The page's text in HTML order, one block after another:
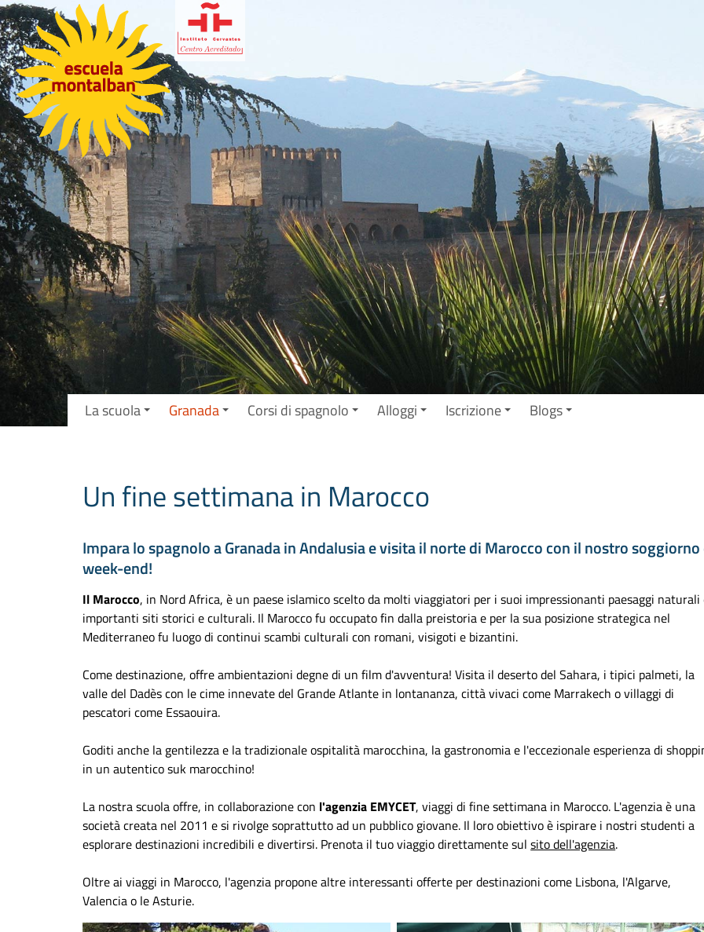
La scuola Granada Corsi di spagnolo Alloggi Iscrizione Blogs
Un fine settimana in Marocco
Impara lo spagnolo a Granada in Andalusia e visita il norte di Marocco con il nostro
week-end!
Il Marocco, in Nord Africa, è un paese islamico scelto da molti viaggiatori per i suoi impressionanti paesaggi naturali
importanti siti storici e culturali. Il Marocco fu occupato fin dalla preistoria e per la sua posizione strategica nel
Mediterraneo fu luogo di continui scambi culturali con romani, visigoti e bizantini.
Come destinazione, offre ambientazioni degne di un film d'avventura! Visita il deserto del Sahara, i tipici palmeti, la
valle del Dadès con le cime innevate del Grande Atlante in lontananza, città vivaci come Marrakech o villaggi di
pescatori come Essaouira.
Goditi anche la gentilezza e la tradizionale ospitalità marocchina, la gastronomia e l'eccezionale esperienza di
in un autentico suk marocchino!
La nostra scuola offre, in collaborazione con l'agenzia EMYCET, viaggi di fine settimana in Marocco. L'agenzia è una
società creata nel 2011 e si rivolge soprattutto ad un pubblico giovane. Il loro obiettivo è ispirare i nostri studenti a
esplorare destinazioni incredibili e divertirsi. Prenota il tuo viaggio direttamente sulsito dell'agenzia.
Oltre ai viaggi in Marocco, l'agenzia propone altre interessanti offerte per destinazioni come Lisbona, l'Algarve,
Valencia o le Asturie.